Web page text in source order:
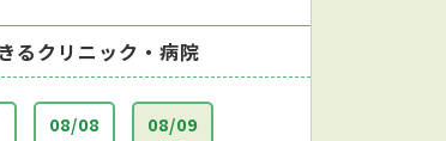
るクリニック・病院
08/08 08/09